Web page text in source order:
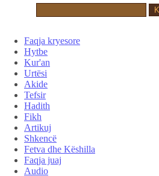
Faqja kryesore
Hytbe
Kur'an
Urtësi
Akide
Tefsir
Hadith
Fikh
Artikuj
Shkencë
Fetva dhe Këshilla
Faqja juaj
Audio